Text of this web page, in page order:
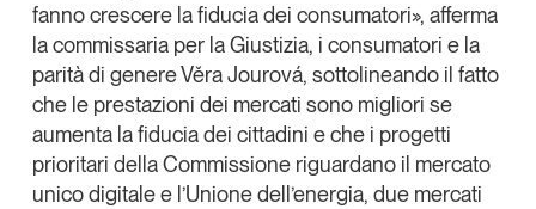
fanno crescere la fiducia dei consumatori», afferma
la commissaria per la Giustizia, i consumatori e la
parità di genereVěra Jourová, sottolineando il fatto
che le prestazioni dei mercati sono migliori se
aumenta la fiducia dei cittadini e che i progetti
prioritari della Commissione riguardano il mercato
unico digitale e l’Unione dell’energia, due mercati